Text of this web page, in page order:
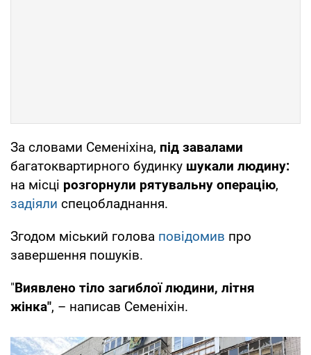
За словами Семеніхіна, під завалами
багатоквартирного будинку шукали людину:
на місці розгорнули рятувальну операцію,
задіяли спецобладнання.
Згодом міський голова повідомив про
завершення пошуків.
"Виявлено тіло загиблої людини, літня
жінка", – написав Семеніхін.